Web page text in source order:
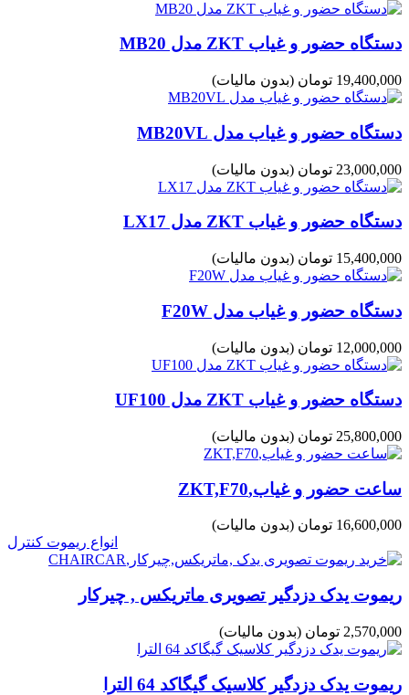
دستگاه حضور و غیاب ZKT مدل MB20
19,400,000 تومان (بدون مالیات)
دستگاه حضور و غیاب مدل MB20VL
23,000,000 تومان (بدون مالیات)
دستگاه حضور و غیاب ZKT مدل LX17
15,400,000 تومان (بدون مالیات)
دستگاه حضور و غیاب مدل F20W
12,000,000 تومان (بدون مالیات)
دستگاه حضور و غیاب ZKT مدل UF100
25,800,000 تومان (بدون مالیات)
ساعت حضور و غیاب,ZKT,F70
16,600,000 تومان
(بدون مالیات)
انواع ریموت کنترل
ریموت یدک دزدگیر تصویری ماتریکس , چیرکار
2,570,000 تومان (بدون مالیات)
ریموت یدک دزدگیر کلاسیک گیگاکد 64 الترا